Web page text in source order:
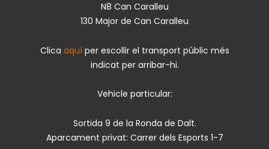
N8 Can Caralleu
130 Major de Can Caralleu
Clica aquí per escollir el transport públic més
indicat per arribar-hi.
Vehicle particular:
Sortida 9 de la Ronda de Dalt.
Aparcament privat: Carrer dels Esports 1-7